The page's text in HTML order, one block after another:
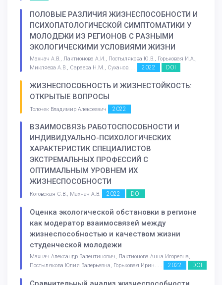
ПОЛОВЫЕ РАЗЛИЧИЯ ЖИЗНЕСПОСОБНОСТИ И
ПСИХОПАТОЛОГИЧЕСКОЙ СИМПТОМАТИКИ У
МОЛОДЕЖИ ИЗ РЕГИОНОВ С РАЗНЫМИ
ЭКОЛОГИЧЕСКИМИ УСЛОВИЯМИ ЖИЗНИ
Махнач А.В., Лактионова А.И., Постылякова Ю.В., Горьковая И.А.,
Микляева А.В., Сараева Н.М., Суханов. . .
2022 DOI
ЖИЗНЕСПОСОБНОСТЬ И ЖИЗНЕСТОЙКОСТЬ:
ОТКРЫТЫЕ ВОПРОСЫ
Толочек Владимир Алексеевич 2022
ВЗАИМОСВЯЗЬ РАБОТОСПОСОБНОСТИ И
ИНДИВИДУАЛЬНО-ПСИХОЛОГИЧЕСКИХ
ХАРАКТЕРИСТИК СПЕЦИАЛИСТОВ
ЭКСТРЕМАЛЬНЫХ ПРОФЕССИЙ С
ОПТИМАЛЬНЫМ УРОВНЕМ ИХ
ЖИЗНЕСПОСОБНОСТИ
Котовская С.В., Махнач А.В. 2022 DOI
Оценка экологической обстановки в регионе
как модератор взаимосвязей между
жизнеспособностью и качеством жизни
студенческой молодежи
Махнач Александр Валентинович, Лактионова Анна Игоревна,
Постылякова Юлия Валерьевна, Горьковая Ирин. . .
2022 DOI